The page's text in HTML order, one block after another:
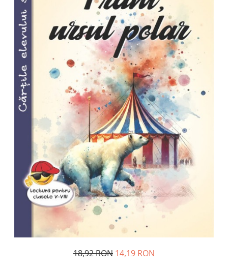
Resurse umane
Vanzari si marketing
Carte scolara
Atlase, dictionare si enciclopedii
Carte prescolara
Carte scolara
Dictionare de limba romana
Ghiduri de conversatie
Invatamant gimnazial
Invatamant primar
Invatarea limbilor straine
Povesti si povestiri
Carti in limba engleza
Carti pentru copii
Activitati si jocuri pentru copii
Atlase, dictionare si enciclopedii
18,92 RON 14,19 RON